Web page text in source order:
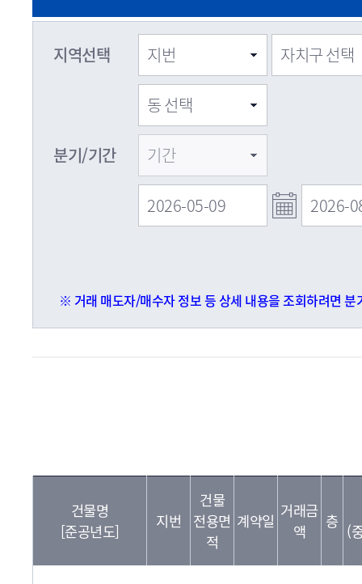
지역선택
분기/기간
※ 거래 매도자/매수자 정보 등 상세 내용을 조회하려면
건물명
[준공년도]
지번
건물
전용면
적
계약일 거래금
액
층 (